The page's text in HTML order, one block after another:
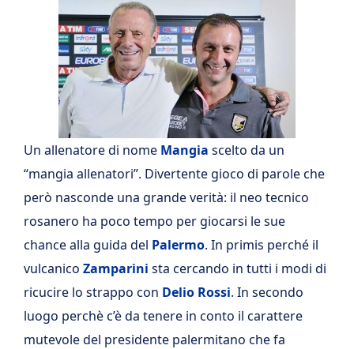
Un allenatore di nome Mangia scelto da un
“mangia allenatori”. Divertente gioco di parole che
però nasconde una grande verità: il neo tecnico
rosanero ha poco tempo per giocarsi le sue
chance alla guida del Palermo. In primis perché il
vulcanico Zamparini sta cercando in tutti i modi di
ricucire lo strappo con Delio Rossi. In secondo
luogo perchè c’è da tenere in conto il carattere
mutevole del presidente palermitano che fa